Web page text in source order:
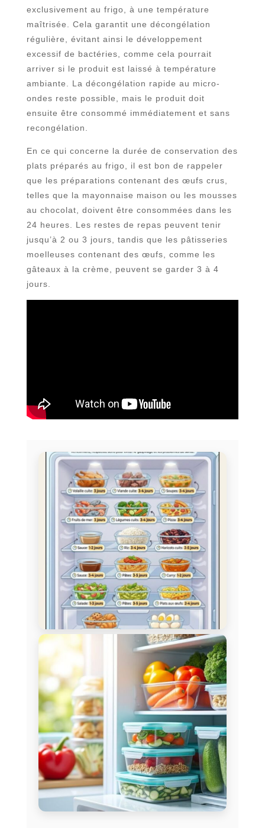
exclusivement au frigo, à une température
maîtrisée. Cela garantit une décongélation
régulière, évitant ainsi le développement
excessif de bactéries, comme cela pourrait
arriver si le produit est laissé à température
ambiante. La décongélation rapide au micro-
ondes reste possible, mais le produit doit
ensuite être consommé immédiatement et sans
recongélation.
En ce qui concerne la durée de conservation des
plats préparés au frigo, il est bon de rappeler
que les préparations contenant des œufs crus,
telles que la mayonnaise maison ou les mousses
au chocolat, doivent être consommées dans les
24 heures. Les restes de repas peuvent tenir
jusqu’à 2 ou 3 jours, tandis que les pâtisseries
moelleuses contenant des œufs, comme les
gâteaux à la crème, peuvent se garder 3 à 4
jours.